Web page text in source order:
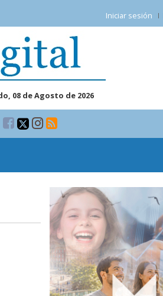
Iniciar sesión
08 de Agosto de 2026